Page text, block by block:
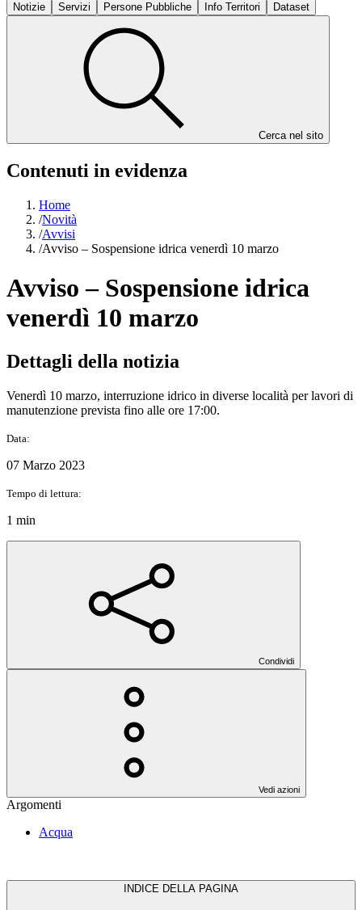
Notizie
Servizi Persone Pubbliche Info Territori Dataset
Cerca nel sito
Contenuti in evidenza
Home
/Novità
/Avvisi
/Avviso – Sospensione idrica venerdì 10 marzo
Avviso – Sospensione idrica
venerdì 10 marzo
Dettagli della notizia
Venerdì 10 marzo, interruzione idrico in diverse località per lavori di
manutenzione prevista fino alle ore 17:00.
Data:
07 Marzo 2023
Tempo di lettura:
1 min
Condividi
Vedi azioni
Argomenti
Acqua
INDICE DELLA PAGINA